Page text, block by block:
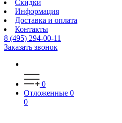
Скидки
Информация
Доставка и оплата
Контакты
8 (495) 294-00-11
Заказать звонок
0
Отложенные 0
0